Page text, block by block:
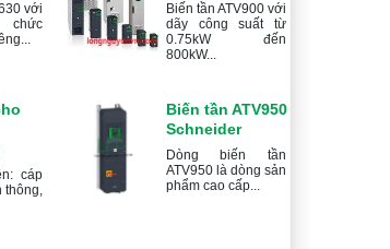
với
Biến tần ATV900 với
dãy công suất từ
0.75kW đến
800kW...
cáp
thông,
Biến tần ATV950
Schneider
Dòng biến tần
ATV950 là dòng sản
phẩm cao cấp...